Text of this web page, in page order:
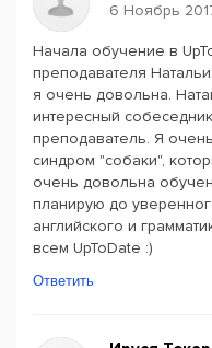
6 Ноябрь
Начала обучение в
преподавателя
я очень довольна.
интересный
преподаватель. Я
синдром "собаки",
очень довольна
планирую до
английского и
всем UpToDate :)
Ответить